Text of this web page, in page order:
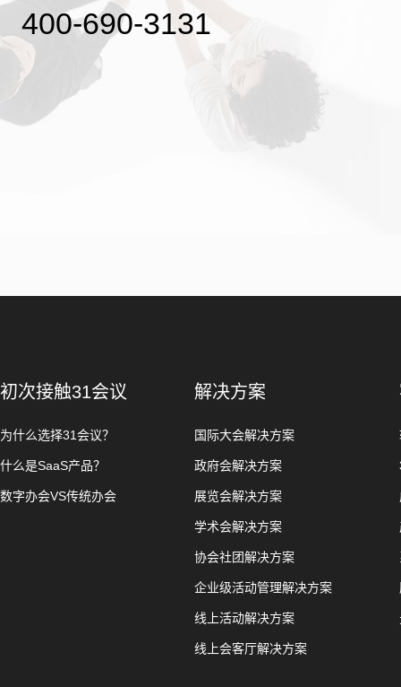
400-690-3131
初次接触31会议
为什么选择31会议？
什么是SaaS产品？
数字办会VS传统办会
解决方案
国际大会解决方案
政府会解决方案
展览会解决方案
学术会解决方案
协会社团解决方案
企业级活动管理解决方案
线上活动解决方案
线上会客厅解决方案